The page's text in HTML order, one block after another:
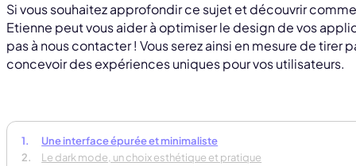
Si vous souhaitez approfondir ce sujet et découvrir
Etienne peut vous aider à optimiser le design de vos
pas à nous contacter ! Vous serez ainsi en mesure de
concevoir des expériences uniques pour vos utilisateurs.
Une interface épurée et minimaliste
Le dark mode, un choix esthétique et pratique